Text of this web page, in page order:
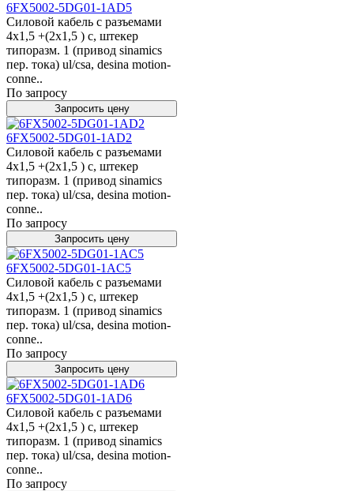
6FX5002-5DG01-1AD5
Силовой кабель с разъемами
4x1,5 +(2x1,5 ) c, штекер
типоразм. 1 (привод sinamics
пер. тока) ul/csa, desina motion-
conne..
По запросу
Запросить цену
6FX5002-5DG01-1AD2
Силовой кабель с разъемами
4x1,5 +(2x1,5 ) c, штекер
типоразм. 1 (привод sinamics
пер. тока) ul/csa, desina motion-
conne..
По запросу
Запросить цену
6FX5002-5DG01-1AC5
Силовой кабель с разъемами
4x1,5 +(2x1,5 ) c, штекер
типоразм. 1 (привод sinamics
пер. тока) ul/csa, desina motion-
conne..
По запросу
Запросить цену
6FX5002-5DG01-1AD6
Силовой кабель с разъемами
4x1,5 +(2x1,5 ) c, штекер
типоразм. 1 (привод sinamics
пер. тока) ul/csa, desina motion-
conne..
По запросу